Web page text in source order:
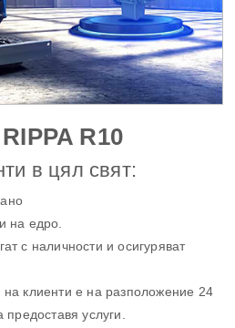
R10
в цял свят:
на едро.
с наличности и осигуряват
клиенти е на разположение 24
услуги.